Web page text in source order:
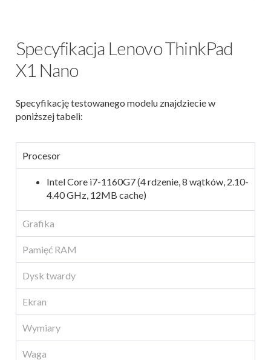
Specyfikacja Lenovo ThinkPad
X1 Nano
Specyfikację testowanego modelu znajdziecie w
poniższej tabeli:
Procesor
Intel Core i7-1160G7 (4 rdzenie, 8 wątków, 2.10-
4.40 GHz, 12MB cache)
Grafika
Pamięć RAM
Dysk twardy
Ekran
Wymiary
Waga